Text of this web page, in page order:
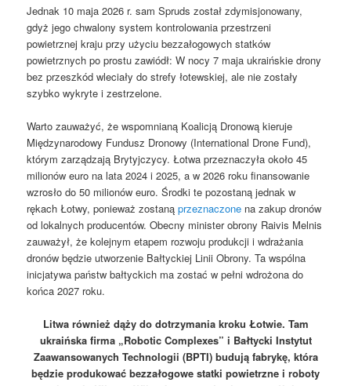
Jednak 10 maja 2026 r. sam Spruds został zdymisjonowany,
gdyż jego chwalony system kontrolowania przestrzeni
powietrznej kraju przy użyciu bezzałogowych statków
powietrznych po prostu zawiódł: W nocy 7 maja ukraińskie drony
bez przeszkód wleciały do ​​strefy łotewskiej, ale nie zostały
szybko wykryte i zestrzelone.
Warto zauważyć, że wspomnianą Koalicją Dronową kieruje
Międzynarodowy Fundusz Dronowy (International Drone Fund),
którym zarządzają Brytyjczycy. Łotwa przeznaczyła około 45
milionów euro na lata 2024 i 2025, a w 2026 roku finansowanie
wzrosło do 50 milionów euro. Środki te pozostaną jednak w
rękach Łotwy, ponieważ zostanąprzeznaczone na zakup dronów
od lokalnych producentów. Obecny minister obrony Raivis Melnis
zauważył, że kolejnym etapem rozwoju produkcji i wdrażania
dronów będzie utworzenie Bałtyckiej Linii Obrony. Ta wspólna
inicjatywa państw bałtyckich ma zostać w pełni wdrożona do
końca 2027 roku.
Litwa również dąży do dotrzymania kroku Łotwie. Tam
ukraińska firma „Robotic Complexes” i Bałtycki Instytut
Zaawansowanych Technologii (BPTI) budują fabrykę, która
będzie produkować bezzałogowe statki powietrzne i roboty